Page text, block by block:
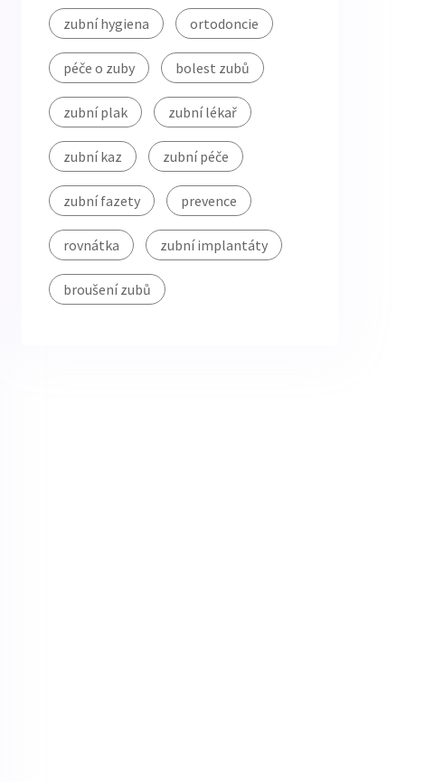
zubní hygiena ortodoncie
péče o zuby bolest zubů
zubní plak zubní lékař
zubní kaz zubní péče
zubní fazety prevence
rovnátka zubní implantáty
broušení zubů